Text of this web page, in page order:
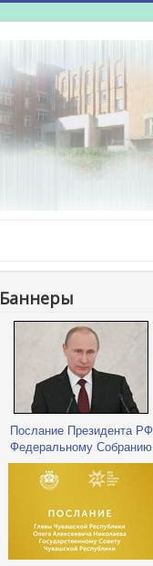
Баннеры
Послание Президента РФ
Федеральному Собранию